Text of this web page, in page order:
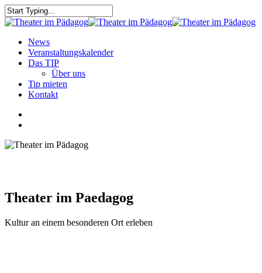
Skip
to
content
Close
search
Menu
News
Veranstaltungskalender
Das TIP
Über uns
Tip mieten
Kontakt
Theater im Paedagog
Kultur an einem besonderen Ort erleben